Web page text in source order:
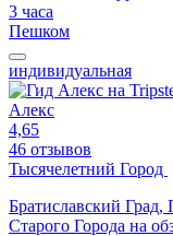
3 часа
Пешком
индивидуальная
Алекс
4,65
46 отзывов
Тысячелетний Город
Братиславский Град,
Старого Города на